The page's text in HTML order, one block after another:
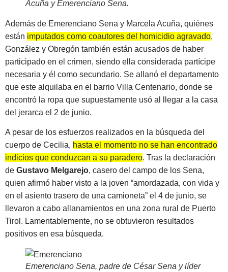
Acuña y Emerenciano Sena.
Además de Emerenciano Sena y Marcela Acuña, quiénes
están imputados como coautores del homicidio agravado,
González y Obregón también están acusados de haber
participado en el crimen, siendo ella considerada partícipe
necesaria y él como secundario. Se allanó el departamento
que este alquilaba en el barrio Villa Centenario, donde se
encontró la ropa que supuestamente usó al llegar a la casa
del jerarca el 2 de junio.
A pesar de los esfuerzos realizados en la búsqueda del
cuerpo de Cecilia, hasta el momento no se han encontrado
indicios que conduzcan a su paradero. Tras la declaración
de Gustavo Melgarejo, casero del campo de los Sena,
quien afirmó haber visto a la joven “amordazada, con vida y
en el asiento trasero de una camioneta” el 4 de junio, se
llevaron a cabo allanamientos en una zona rural de Puerto
Tirol. Lamentablemente, no se obtuvieron resultados
positivos en esa búsqueda.
Emerenciano Sena, padre de César Sena y líder